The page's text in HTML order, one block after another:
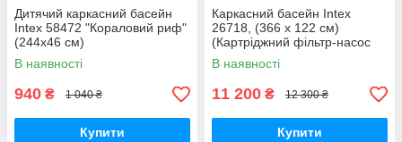
Дитячий каркасний басейн
Intex 58472 "Кораловий риф"
(244х46 см)
В наявності
940 ₴ 1 040 ₴
Купити
Каркасний басейн Intex
26718, (366 x 122 см)
(Картріджний фільтр-насос
3785 л/год, драбина)
В наявності
11 200 ₴ 12 300 ₴
Купити